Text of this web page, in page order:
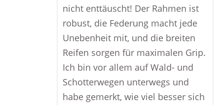
nicht enttäuscht! Der Rahmen ist
robust, die Federung macht jede
Unebenheit mit, und die breiten
Reifen sorgen für maximalen Grip.
Ich bin vor allem auf Wald- und
Schotterwegen unterwegs und
habe gemerkt, wie viel besser sich